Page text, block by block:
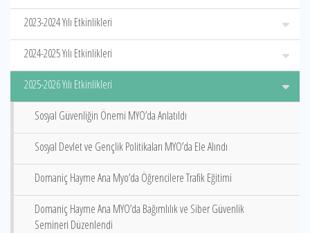
2023-2024 Yılı Etkinlikleri
2024-2025 Yılı Etkinlikleri
2025-2026 Yılı Etkinlikleri
Sosyal Güvenliğin Önemi MYO’da Anlatıldı
Sosyal Devlet ve Gençlik Politikaları MYO’da Ele Alındı
Domaniç Hayme Ana Myo’da Öğrencilere Trafik Eğitimi
Domaniç Hayme Ana MYO’da Bağımlılık ve Siber Güvenlik
Semineri Düzenlendi